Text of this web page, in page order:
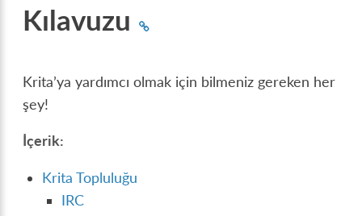
Kılavuzu
Krita’ya yardımcı olmak için bilmeniz gereken her
şey!
İçerik:
Krita Topluluğu
IRC